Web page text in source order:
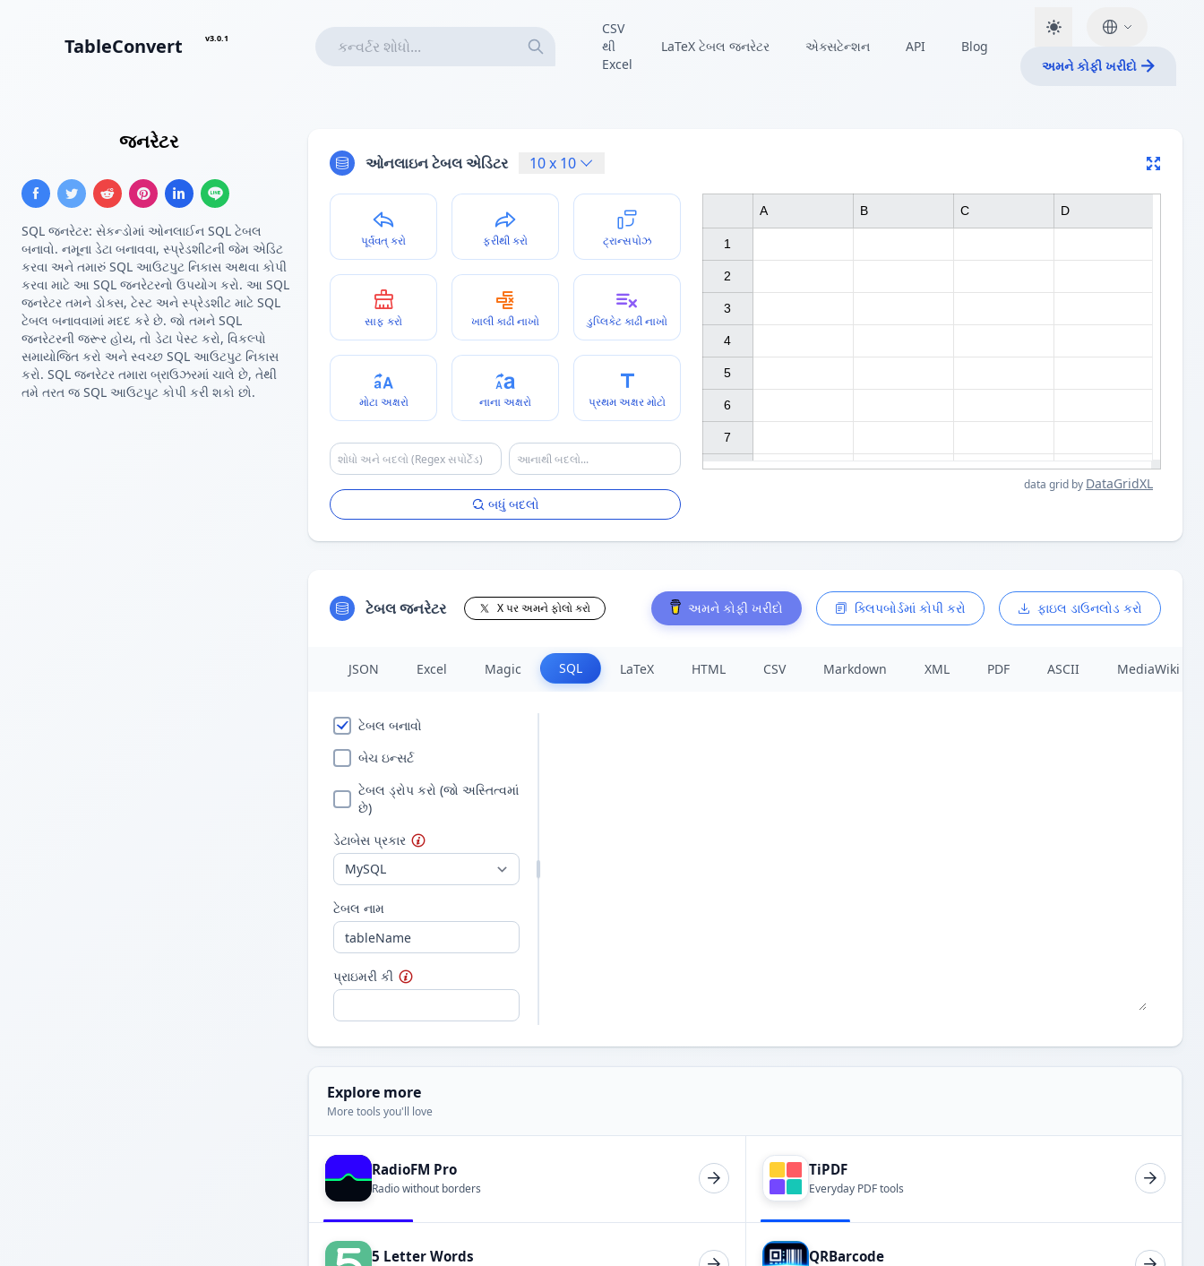
TableConvert v3.0.1
CSV
થી
Excel
LaTeX ટેબલ જનરેટર એક્સટેન્શન API
Blog
અમને કોફી ખરીદો
જનરેટર
SQL જનરેટર: સેકન્ડોમાં ઓનલાઈન SQL ટેબલ
બનાવો. નમૂના ડેટા બનાવવા, સ્પ્રેડશીટની જેમ એડિટ
કરવા અને તમારું SQL આઉટપુટ નિકાસ અથવા કોપી
કરવા માટે આ SQL જનરેટરનો ઉપયોગ કરો. આ SQL
જનરેટર તમને ડોક્સ, ટેસ્ટ અને સ્પ્રેડશીટ માટે SQL
ટેબલ બનાવવામાં મદદ કરે છે. જો તમને SQL
જનરેટરની જરૂર હોય, તો ડેટા પેસ્ટ કરો, વિકલ્પો
સમાયોજિત કરો અને સ્વચ્છ SQL આઉટપુટ નિકાસ
કરો. SQL જનરેટર તમારા બ્રાઉઝરમાં ચાલે છે, તેથી
તમે તરત જ SQL આઉટપુટ કોપી કરી શકો છો.
ઓનલાઇન ટેબલ એડિટર 10x 10
પૂર્વવત્ કરો ફરીથી કરો ટ્રાન્સપોઝ
સાફ કરો ખાલી કાઢી નાખો ડુપ્લિકેટ કાઢી નાખો
મોટા અક્ષરો નાના અક્ષરો પ્રથમ અક્ષર મોટો
બધું બદલો
data grid by DataGridXL
1
2
3
4
5
6
7
A B C D
ટેબલ જનરેટર X પર અમને ફોલો કરો અમને કોફી ખરીદો ક્લિપબોર્ડમાં કોપી કરો ફાઇલ ડાઉનલોડ કરો
JSON Excel Magic SQL LaTeX HTML CSV Markdown XML PDF ASCII MediaWiki
ટેબલ બનાવો
બેચ ઇન્સર્ટ
ટેબલ ડ્રોપ કરો (જો અસ્તિત્વમાં
છે)
ડેટાબેસ પ્રકાર
ટેબલ નામ
પ્રાઇમરી કી
Explore more
More tools you'll love
RadioFM Pro
Radio without borders
TiPDF
Everyday PDF tools
5 Letter Words QRBarcode